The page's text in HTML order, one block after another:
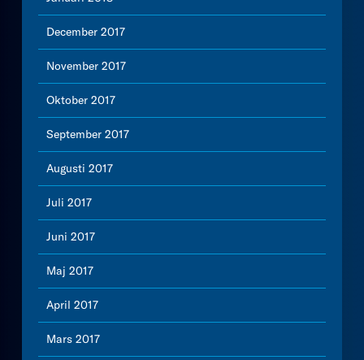
December 2017
November 2017
Oktober 2017
September 2017
Augusti 2017
Juli 2017
Juni 2017
Maj 2017
April 2017
Mars 2017